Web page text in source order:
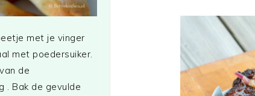
met je vinger
met poedersuiker.
de
. Bak de gevulde